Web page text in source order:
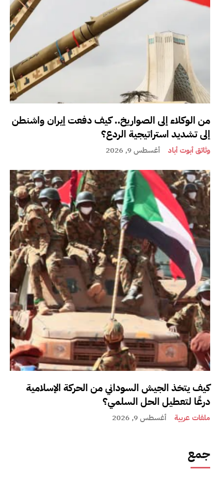
من الوكلاء إلى الصواريخ.. كيف دفعت إيران واشنطن
إلى تشديد استراتيجية الردع؟
وثائق أبوت أباد أغسطس 9, 2026
كيف يتخذ الجيش السوداني من الحركة الإسلامية
درعًا لتعطيل الحل السلمي؟
ملفات عربية أغسطس 9, 2026
جمع